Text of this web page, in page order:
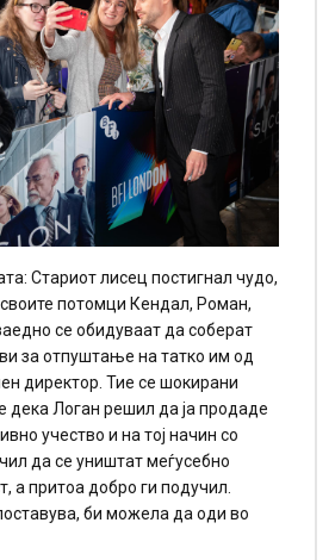
Стариот лисец постигнал чудо,
потомци Кендал, Роман,
се обидуваат да соберат
за отпуштање на татко им од
директор. Тие се шокирани
дека Логан решил да ја продаде
учество и на тој начин со
да се уништат меѓусебно
а притоа добро ги подучил.
би можела да оди во